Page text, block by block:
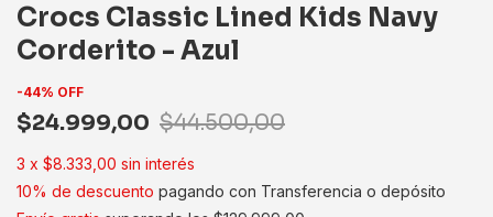
Crocs Classic Lined Kids Navy
Corderito - Azul
-44% OFF
$24.999,00 $44.500,00
3 x $8.333,00 sin interés
10% de descuento pagando con Transferencia o depósito